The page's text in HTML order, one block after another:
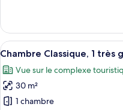
lits
une
place,
vue
ville
le
type
de
Chambre
Classique,
lits
Afficher
toutes
les
photos
pour
7
Chambre Classique, 1
Vue sur le complexe
30 m²
1 chambre